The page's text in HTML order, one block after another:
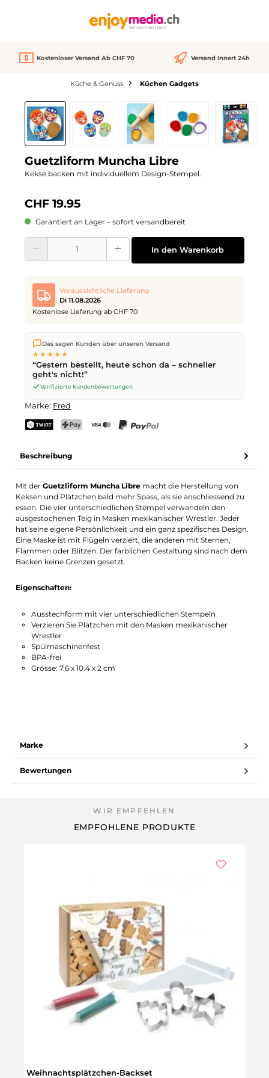
Kostenloser Versand Ab CHF 70 Versand Innert 24h
Küche & Genuss Küchen Gadgets
Bildergalerie überspringen
Guetzliform Muncha Libre
Kekse backen mit individuellem Design-Stempel.
CHF 19.95
Garantiert an Lager – sofort versandbereit
Produkt Anzahl: Gib den gewünschten Wert ein oder benutze die
In den Warenkorb
Voraussichtliche Lieferung
Di 11.08.2026
Kostenlose Lieferung ab CHF 70
Wir versenden direkt aus unserem Lager in Kriens. Ab
ist die Lieferung kostenlos. Bestellungen bis
werden noch am selben Tag versendet – Zustellung am
nächsten Werktagmit der Schweizerischen Post.
Das sagen Kunden über unseren Versand
★★★★★
“Gestern bestellt, heute schon da – schneller
geht's nicht!”
Verifizierte Kundenbewertungen
Marke: Fred
Beschreibung
Mit derGuetzliform Muncha Libre macht die Herstellung von
Keksen und Plätzchen bald mehr Spass, als sie anschliessend zu
essen. Die vier unterschiedlichen Stempel verwandeln den
ausgestochenen Teig in Masken mexikanischer Wrestler. Jeder
hat seine eigene Persönlichkeit und ein ganz spezifisches Design.
Eine Maske ist mit Flügeln verziert, die anderen mit Sternen,
Flammen oder Blitzen. Der farblichen Gestaltung sind nach dem
Backen keine Grenzen gesetzt.
Eigenschaften:
Ausstechform mit vier unterschiedlichen Stempeln
Verzieren Sie Plätzchen mit den Masken mexikanischer
Wrestler
Spülmaschinenfest
BPA-frei
Grösse: 7.6 x 10.4 x 2 cm
Marke
Bewertungen
EMPFOHLENE PRODUKTE
Weihnachtsplätzchen-Backset